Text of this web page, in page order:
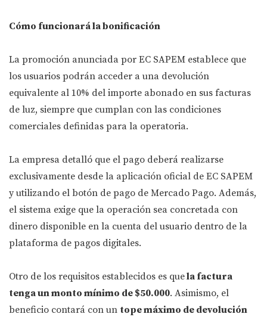
Cómo funcionará la bonificación
La promoción anunciada por EC SAPEM establece que
los usuarios podrán acceder a una devolución
equivalente al 10% del importe abonado en sus facturas
de luz, siempre que cumplan con las condiciones
comerciales definidas para la operatoria.
La empresa detalló que el pago deberá realizarse
exclusivamente desde la aplicación oficial de EC SAPEM
y utilizando el botón de pago de Mercado Pago. Además,
el sistema exige que la operación sea concretada con
dinero disponible en la cuenta del usuario dentro de la
plataforma de pagos digitales.
Otro de los requisitos establecidos es quela factura
tenga un monto mínimo de $50.000. Asimismo, el
beneficio contará con un tope máximo de devolución